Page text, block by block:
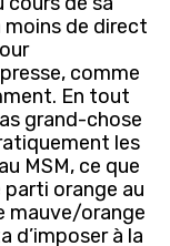
moins de direct
comme
En tout
grand-chose
les
MSM, ce que
parti orange au
mauve/orange
d’imposer à la